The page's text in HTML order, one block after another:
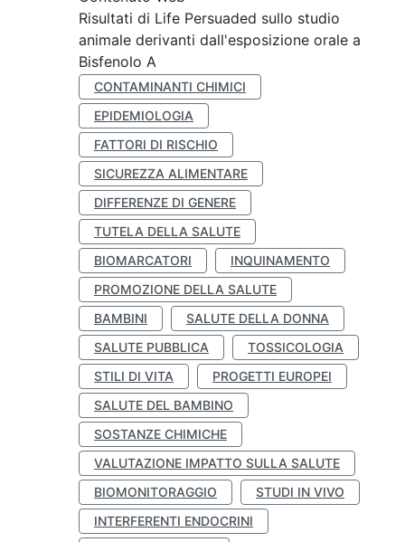
Risultati di Life Persuaded sullo studio
animale derivanti dall'esposizione orale a
Bisfenolo A
CONTAMINANTI CHIMICI
EPIDEMIOLOGIA
FATTORI DI RISCHIO
SICUREZZA ALIMENTARE
DIFFERENZE DI GENERE
TUTELA DELLA SALUTE
BIOMARCATORI
INQUINAMENTO
PROMOZIONE DELLA SALUTE
BAMBINI
SALUTE DELLA DONNA
SALUTE PUBBLICA
TOSSICOLOGIA
STILI DI VITA
PROGETTI EUROPEI
SALUTE DEL BAMBINO
SOSTANZE CHIMICHE
VALUTAZIONE IMPATTO SULLA SALUTE
BIOMONITORAGGIO
STUDI IN VIVO
INTERFERENTI ENDOCRINI